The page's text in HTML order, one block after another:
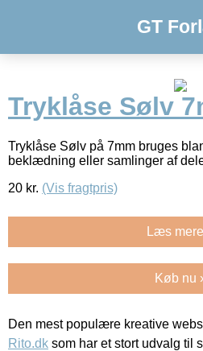
GT
Tryklåse Sølv
Tryklåse Sølv på 7mm bruges
beklædning eller samlinger af
20 kr. (Vis fragtpris)
Læs
Køb nu
Den mest populære kreative
Rito.dk som har et stort udvalg til